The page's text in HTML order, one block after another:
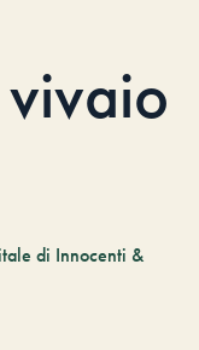
di Innocenti &